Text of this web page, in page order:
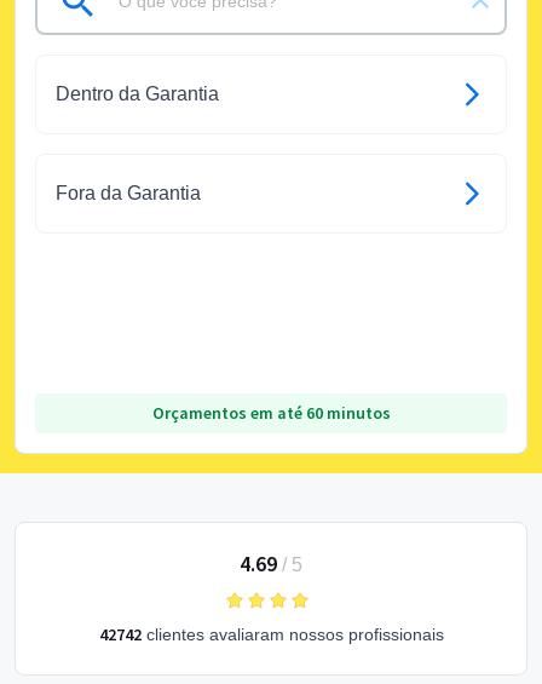
Dentro da Garantia
Fora da Garantia
Orçamentos em até 60 minutos
4.69 / 5
42742clientes avaliaram nossos profissionais